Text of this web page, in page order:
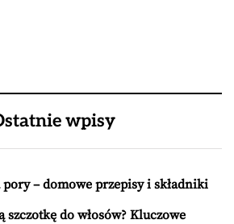
wpisy
pory – domowe przepisy i składniki
szczotkę do włosów? Kluczowe